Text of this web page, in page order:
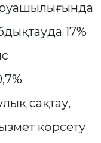
17%
сақтау,
көрсету